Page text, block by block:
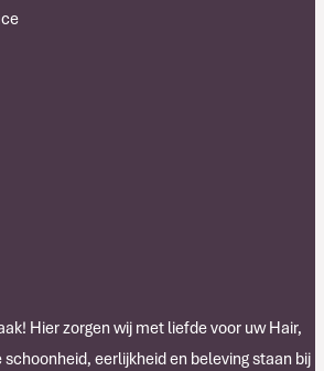
Hier zorgen wij met liefde voor uw Hair,
schoonheid, eerlijkheid en beleving staan bij